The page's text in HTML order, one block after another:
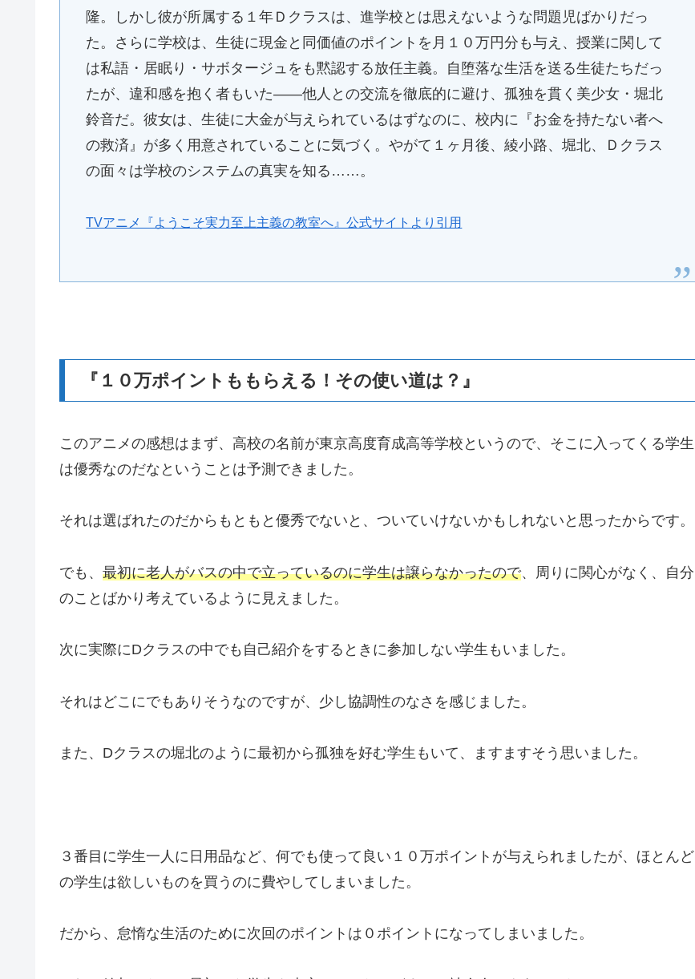
隆。しかし彼が所属する１年Ｄクラスは、進学校とは思えないような問題児ばかりだっ
た。さらに学校は、生徒に現金と同価値のポイントを月１０万円分も与え、授業に関して
は私語・居眠り・サボタージュをも黙認する放任主義。自堕落な生活を送る生徒たちだっ
たが、違和感を抱く者もいた——他人との交流を徹底的に避け、孤独を貫く美少女・堀北
鈴音だ。彼女は、生徒に大金が与えられているはずなのに、校内に『お金を持たない者へ
の救済』が多く用意されていることに気づく。やがて１ヶ月後、綾小路、堀北、Ｄクラス
の面々は学校のシステムの真実を知る……。
TVアニメ『ようこそ実力至上主義の教室へ』公式サイトより引用
『１０万ポイントももらえる！その使い道は？』
このアニメの感想はまず、高校の名前が東京高度育成高等学校というので、そこに入ってくる学生
は優秀なのだなということは予測できました。
それは選ばれたのだからもともと優秀でないと、ついていけないかもしれないと思ったからです。
でも、 最初に老人がバスの中で立っているのに学生は譲らなかったので、周りに関心がなく、自分
のことばかり考えているように見えました。
次に実際にDクラスの中でも自己紹介をするときに参加しない学生もいました。
それはどこにでもありそうなのですが、少し協調性のなさを感じました。
また、Dクラスの堀北のように最初から孤独を好む学生もいて、ますますそう思いました。
３番目に学生一人に日用品など、何でも使って良い１０万ポイントが与えられましたが、ほとんど
の学生は欲しいものを買うのに費やしてしまいました。
だから、怠惰な生活のために次回のポイントは０ポイントになってしまいました。